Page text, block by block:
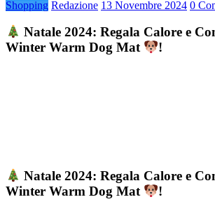
Shopping Redazione 13 Novembre 2024 0
Natale 2024: Regala Calore e
Winter Warm Dog Mat
!
Natale 2024: Regala Calore e
Winter Warm Dog Mat
!